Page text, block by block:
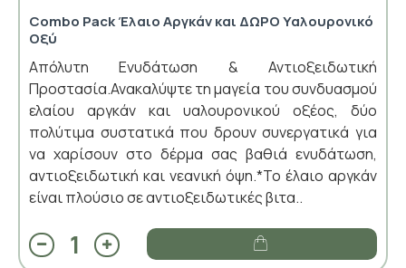
Combo Pack Έλαιο Αργκάν και ΔΩΡΟ Υαλουρονικό
Οξύ
Απόλυτη Ενυδάτωση & Αντιοξειδωτική
Προστασία.Ανακαλύψτε τη μαγεία του συνδυασμού
ελαίου αργκάν και υαλουρονικού οξέος, δύο
πολύτιμα συστατικά που δρουν συνεργατικά για
να χαρίσουν στο δέρμα σας βαθιά ενυδάτωση,
αντιοξειδωτική και νεανική όψη.*Το έλαιο αργκάν
είναι πλούσιο σε αντιοξειδωτικές βιτα..